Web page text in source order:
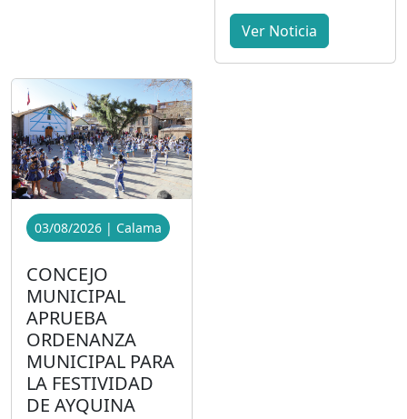
Ver Noticia
03/08/2026 | Calama
CONCEJO
MUNICIPAL
APRUEBA
ORDENANZA
MUNICIPAL PARA
LA FESTIVIDAD
DE AYQUINA